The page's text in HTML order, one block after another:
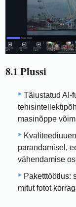
8.1 Plussi
Täiustatud AI-
masinõppe
parandamisel,
vähendamise
Paketttöötlus:
mitut fotot